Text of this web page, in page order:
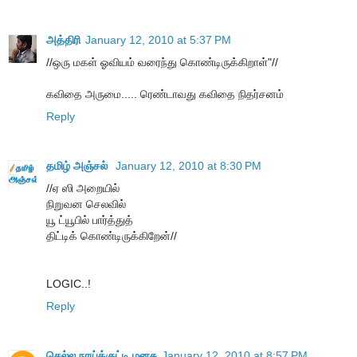
அத்திரி January 12, 2010 at 5:37 PM
//ஒரு மகள் ஓவியம் வரைந்து கொண்டிருக்கிறாள்"//
கவிதை அருமை..... ரெண்டாவது கவிதை நிதர்சனம்
Reply
தமிழ் அஞ்சல் January 12, 2010 at 8:30 PM
//ஏ ஸி அறையில்
நிறுவன செலவில்
யூ ட்யூபில் பார்த்துத்
திட்டிக் கொண்டிருக்கிறேன்//
LOGIC..!
Reply